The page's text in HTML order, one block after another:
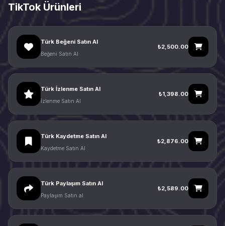
TikTok Ürünleri
Türk Beğeni Satın Al
Beğeni Satın Al
₺2,500.00
Türk İzlenme Satın Al
İzlenme Satın Al
₺1,398.00
Türk Kaydetme Satın Al
Kaydetme Satın Al
₺2,876.00
Türk Paylaşım Satın Al
Paylaşım Satın al
₺2,589.00